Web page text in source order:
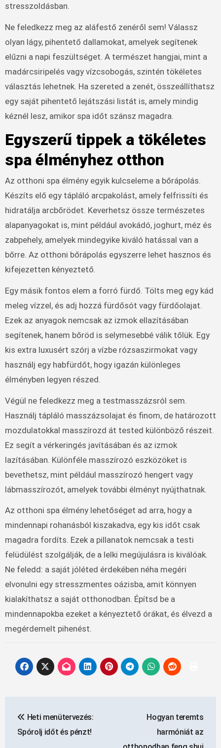
stresszoldásban.
Ne feledkezz meg az aláfestő zenéről sem! Válassz
olyan lágy, pihentető dallamokat, amelyek segítenek
elűzni a napi feszültséget. A természet hangjai, mint a
madárcsiripelés vagy vízcsobogás, szintén tökéletes
választás lehetnek. Ha szereted a zenét, összeállíthatsz
egy saját pihentető lejátszási listát is, amely mindig
kéznél lesz, amikor spa időt szánsz magadra.
Egyszerű tippek a tökéletes
spa élményhez otthon
Az otthoni spa élmény egyik kulcseleme a bőrápolás.
Készíts elő egy tápláló arcpakolást, amely felfrissíti és
hidratálja arcbőrödet. Keverhetsz össze természetes
alapanyagokat is, mint például avokádó, joghurt, méz és
zabpehely, amelyek mindegyike kiváló hatással van a
bőrre. Az otthoni bőrápolás egyszerre lehet hasznos és
kifejezetten kényeztető.
Egy másik fontos elem a forró fürdő. Tölts meg egy kád
meleg vízzel, és adj hozzá fürdősót vagy fürdőolajat.
Ezek az anyagok nemcsak az izmok ellazításában
segítenek, hanem bőröd is selymesebbé válik tőlük. Egy
kis extra luxusért szórj a vízbe rózsaszirmokat vagy
használj egy habfürdőt, hogy igazán különleges
élményben legyen részed.
Végül ne feledkezz meg a testmasszázsról sem.
Használj tápláló masszázsolajat és finom, de határozott
mozdulatokkal masszírozd át tested különböző részeit.
Ez segít a vérkeringés javításában és az izmok
lazításában. Különféle masszírozó eszközöket is
bevethetsz, mint például masszírozó hengert vagy
lábmasszírozót, amelyek további élményt nyújthatnak.
Az otthoni spa élmény lehetőséget ad arra, hogy a
mindennapi rohanásból kiszakadva, egy kis időt csak
magadra fordíts. Ezek a pillanatok nemcsak a testi
felüdülést szolgálják, de a lelki megújulásra is kiválóak.
Ne feledd: a saját jóléted érdekében néha megéri
elvonulni egy stresszmentes oázisba, amit könnyen
kialakíthatsz a saját otthonodban. Építsd be a
mindennapokba ezeket a kényeztető órákat, és élvezd a
megérdemelt pihenést.
navigáció
Heti menütervezés:
Spórolj időt és pénzt!
Hogyan teremts
harmóniát az